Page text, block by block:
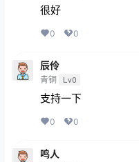
很好
0 0
辰伶
青铜 Lv0
支持一下
0 0
鸣人